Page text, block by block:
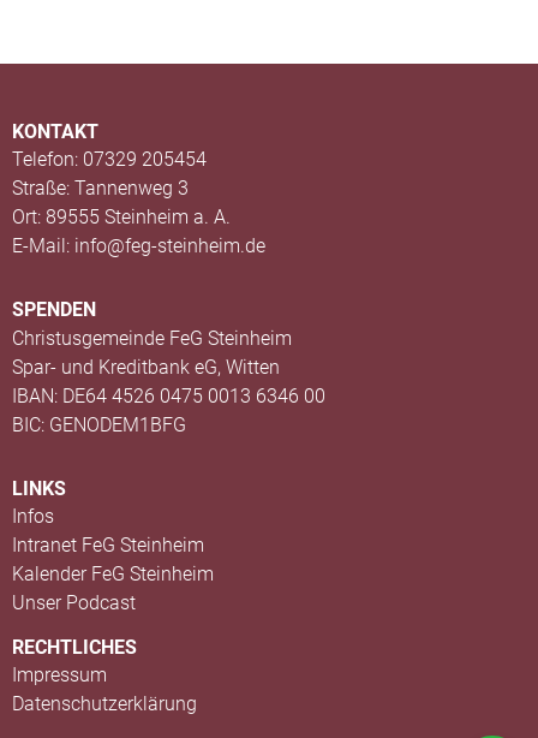
KONTAKT
Telefon: 07329 205454
Straße: Tannenweg 3
Ort: 89555 Steinheim a. A.
E-Mail: info@feg-steinheim.de
SPENDEN
Christusgemeinde FeG Steinheim
Spar- und Kreditbank eG, Witten
IBAN: DE64 4526 0475 0013 6346 00
BIC: GENODEM1BFG
LINKS
Infos
Intranet FeG Steinheim
Kalender FeG Steinheim
Unser Podcast
RECHTLICHES
Impressum
Datenschutzerklärung